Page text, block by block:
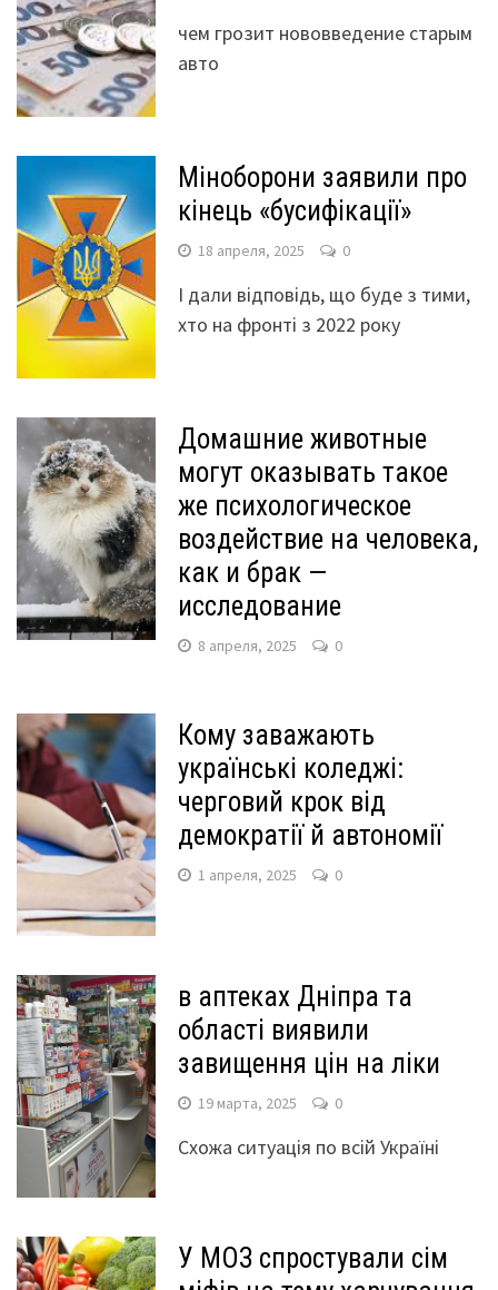
чем грозит нововведение старым
авто
Міноборони заявили про
кінець «бусифікації»
18 апреля, 2025 0
I дали відповідь, що буде з тими,
хто на фронті з 2022 року
Домашние животные
могут оказывать такое
же психологическое
воздействие на человека,
как и брак —
исследование
8 апреля, 2025 0
Кому заважають
українські коледжі:
черговий крок від
демократії й автономії
1 апреля, 2025 0
в аптеках Дніпра та
області виявили
завищення цін на ліки
19 марта, 2025 0
Схожа ситуація по всій Україні
У МОЗ спростували сім